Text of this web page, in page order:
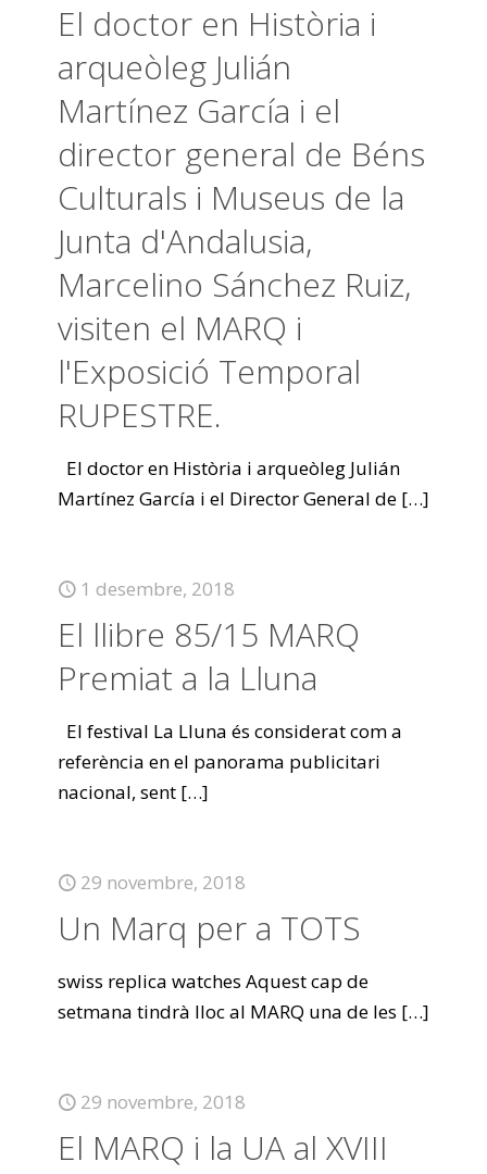
El doctor en Història i
arqueòleg Julián
Martínez García i el
director general de Béns
Culturals i Museus de la
Junta d'Andalusia,
Marcelino Sánchez Ruiz,
visiten el MARQ i
l'Exposició Temporal
RUPESTRE.
El doctor en Història i arqueòleg Julián
Martínez García i el Director General de […]
1 desembre, 2018
El llibre 85/15 MARQ
Premiat a la Lluna
El festival La Lluna és considerat com a
referència en el panorama publicitari
nacional, sent […]
29 novembre, 2018
Un Marq per a TOTS
swiss replica watches Aquest cap de
setmana tindrà lloc al MARQ una de les […]
29 novembre, 2018
El MARQ i la UA al XVIII